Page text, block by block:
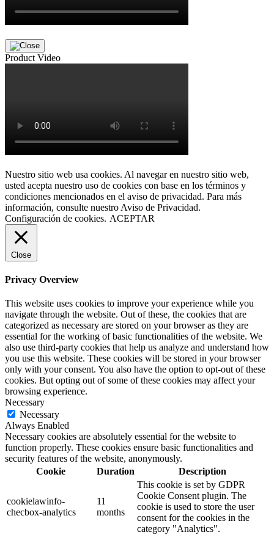
Product Video
Nuestro sitio web usa cookies. Al navegar en nuestro sitio web,
usted acepta nuestro uso de cookies con base en los términos y
condiciones mencionados en el aviso de privacidad. Para más
información, consulte nuestro Aviso de Privacidad.
Configuración de cookies. ACEPTAR
Close
Privacy Overview
This website uses cookies to improve your experience while you
navigate through the website. Out of these, the cookies that are
categorized as necessary are stored on your browser as they are
essential for the working of basic functionalities of the website. We
also use third-party cookies that help us analyze and understand how
you use this website. These cookies will be stored in your browser
only with your consent. You also have the option to opt-out of these
cookies. But opting out of some of these cookies may affect your
browsing experience.
Necessary
Necessary
Always Enabled
Necessary cookies are absolutely essential for the website to
function properly. These cookies ensure basic functionalities and
security features of the website, anonymously.
Cookie
Duration Description
cookielawinfo-
checbox-analytics
11
months
This cookie is set by GDPR
Cookie Consent plugin. The
cookie is used to store the user
consent for the cookies in the
category "Analytics".